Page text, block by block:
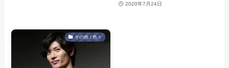
2020年7月24日
その他 / 色々